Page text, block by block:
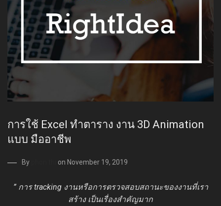
การใช้ Excel ทำตาราง งาน 3D Animation
แบบ มืออาชีพ
By on November 19, 2019
” การ tracking งานหรือการตรวจสอบสถานะของงานที่เรา
สร้าง เป็นเรื่องสำคัญมาก